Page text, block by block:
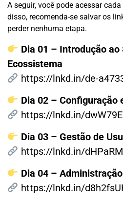
A seguir, você pode acessar
disso, recomenda-se salvar os
perder nenhuma etapa.
Dia 01 – Introdução ao
Ecossistema
https://lnkd.in/de-
Dia 02 – Configuração
https://lnkd.in/
Dia 03 – Gestão de
https://lnkd.in/
Dia 04 –
https://lnkd.in/